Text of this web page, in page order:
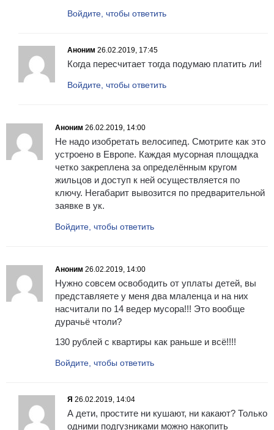
Войдите, чтобы ответить
Аноним 26.02.2019, 17:45
Когда пересчитает тогда подумаю платить ли!
Войдите, чтобы ответить
Аноним 26.02.2019, 14:00
Не надо изобретать велосипед. Смотрите как это
устроено в Европе. Каждая мусорная площадка
четко закреплена за определённым кругом
жильцов и доступ к ней осуществляется по
ключу. Негабарит вывозится по предварительной
заявке в ук.
Войдите, чтобы ответить
Аноним 26.02.2019, 14:00
Нужно совсем освободить от уплаты детей, вы
представляете у меня два млаленца и на них
насчитали по 14 ведер мусора!!! Это вообще
дурачьё чтоли?
130 рублей с квартиры как раньше и всё!!!!
Войдите, чтобы ответить
Я 26.02.2019, 14:04
А дети, простите ни кушают, ни какают? Только
одними подгузниками можно накопить